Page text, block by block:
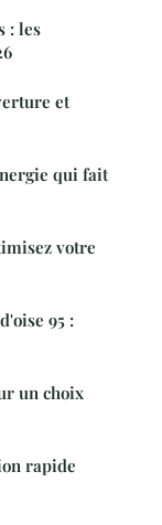
: les
et
qui fait
votre
95 :
un choix
rapide